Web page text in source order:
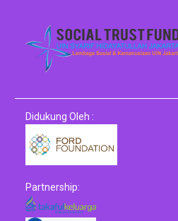
Didukung Oleh :
Partnership: